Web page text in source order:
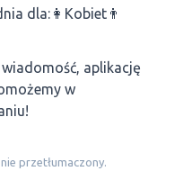
dla:👩Kobiet👨
aplikację
w
przetłumaczony.